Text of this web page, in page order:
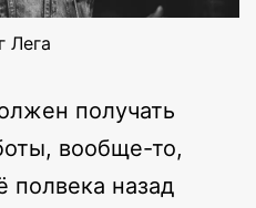
Лега
получать
вообще-то,
полвека назад